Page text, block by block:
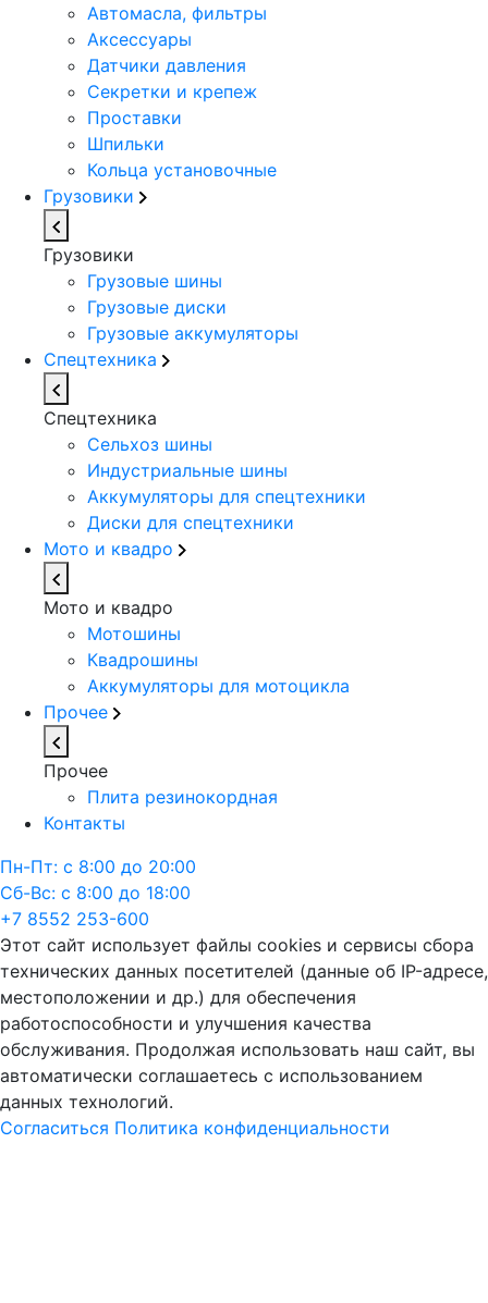
Автомасла, фильтры
Аксессуары
Датчики давления
Секретки и крепеж
Проставки
Шпильки
Кольца установочные
Грузовики
Грузовики
Грузовые шины
Грузовые диски
Грузовые аккумуляторы
Спецтехника
Спецтехника
Сельхоз шины
Индустриальные шины
Аккумуляторы для спецтехники
Диски для спецтехники
Мото и квадро
Мото и квадро
Мотошины
Квадрошины
Аккумуляторы для мотоцикла
Прочее
Прочее
Плита резинокордная
Контакты
Пн-Пт: с 8:00 до 20:00
Сб-Вс: с 8:00 до 18:00
+7 8552 253-600
Этот сайт использует файлы cookies и сервисы сбора
технических данных посетителей (данные об IP-адресе,
местоположении и др.) для обеспечения
работоспособности и улучшения качества
обслуживания. Продолжая использовать наш сайт, вы
автоматически соглашаетесь с использованием
данных технологий.
Согласиться Политика конфиденциальности